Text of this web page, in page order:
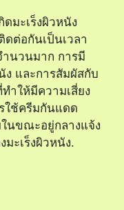
มะเร็งผิวหนัง
ต่อกันเป็นเวลา
นวนมาก การมี
ง และการสัมผัสกับ
ำให้มีความเสี่ยง
ใช้ครีมกันแดด
นขณะอยู่กลางแจ้ง
ะเร็งผิวหนัง.